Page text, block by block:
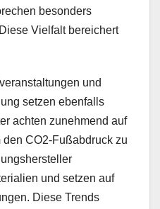
besonders
Vielfalt bereichert
und
setzen ebenfalls
achten zunehmend auf
CO2-Fußabdruck zu
und setzen auf
Diese Trends